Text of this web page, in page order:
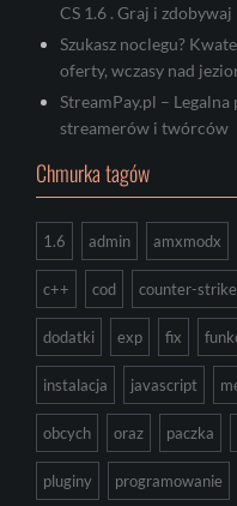
CS 1.6 . Graj i
Szukasz noclegu?
oferty, wczasy nad
StreamPay.pl –
streamerów i twórców
Chmurka tagów
1.6 admin amxmodx
c++ cod counter-strike
dodatki exp fix
instalacja javascript
obcych oraz paczka
pluginy programowanie